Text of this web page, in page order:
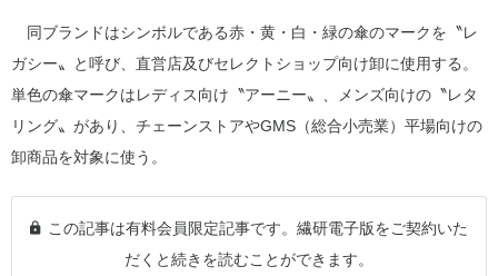
同ブランドはシンボルである赤・黄・白・緑の傘のマークを〝レ
ガシー〟と呼び、直営店及びセレクトショップ向け卸に使用する。
単色の傘マークはレディス向け〝アーニー〟、メンズ向けの〝レタ
リング〟があり、チェーンストアやGMS（総合小売業）平場向けの
卸商品を対象に使う。
この記事は有料会員限定記事です。繊研電子版をご契約いた
だくと続きを読むことができます。